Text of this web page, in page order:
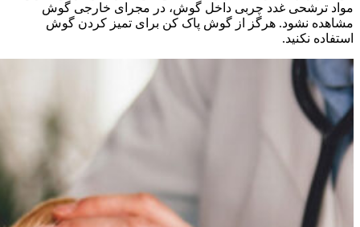
مواد ترشحی غدد چربی داخل گوش، در مجرای خارجی گوش
مشاهده نشود. هرگز از گوش پاک کن برای تمیز کردن گوش
استفاده نکنید.